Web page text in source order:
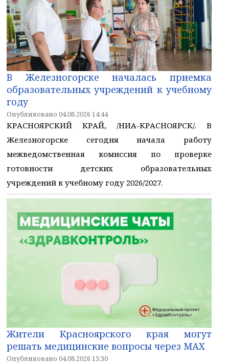
В Железногорске началась приемка
образовательных учреждений к учебному
году
Опубликовано 04.08.2026 14:44
КРАСНОЯРСКИЙ КРАЙ, /НИА-КРАСНОЯРСК/. В
Железногорске сегодня начала работу
межведомственная комиссия по проверке
готовности детских образовательных
учреждений к учебному году 2026/2027.
Жители Красноярского края могут
решать медицинские вопросы через МАХ
Опубликовано 04.08.2026 13:30